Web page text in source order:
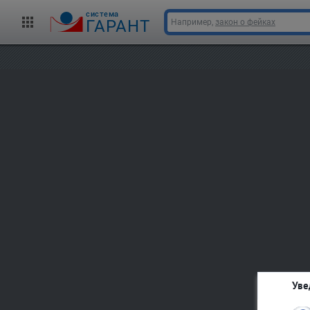
cистема
ГАРАНТ Например, закон о фейках